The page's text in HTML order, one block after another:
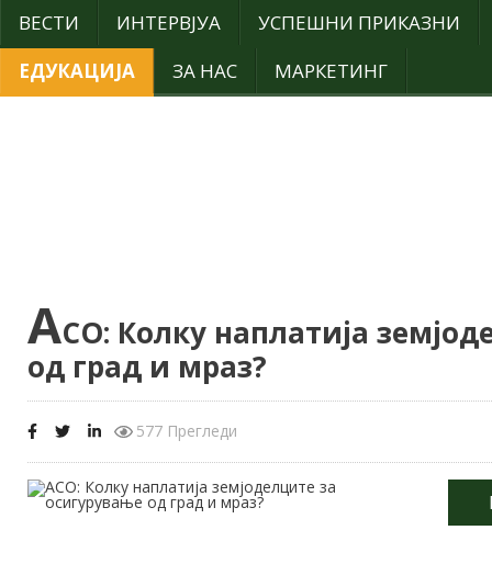
ВЕСТИ ИНТЕРВЈУА
УСПЕШНИ ПРИКАЗНИ
ЕДУКАЦИЈА
ЗА НАС МАРКЕТИНГ
АСО: Колку наплатија
од град и мраз?
577 Прегледи